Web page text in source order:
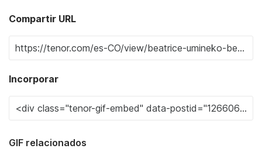
Compartir URL
Incorporar
GIF relacionados